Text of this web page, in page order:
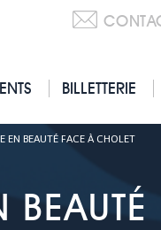
BILLETTERIE
EN BEAUTÉ FACE À CHOLET